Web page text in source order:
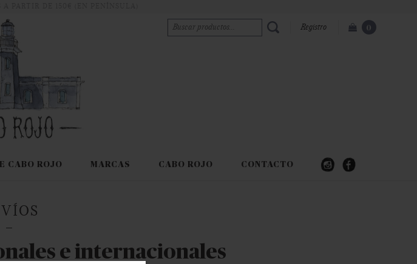
Registro 0
CABO ROJO MARCAS CABO ROJO CONTACTO
e internacionales